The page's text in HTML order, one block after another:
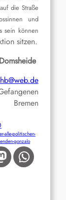
die Straße
und
sein können
sitzen.
Bremen
alle-politischen-
gonzalo